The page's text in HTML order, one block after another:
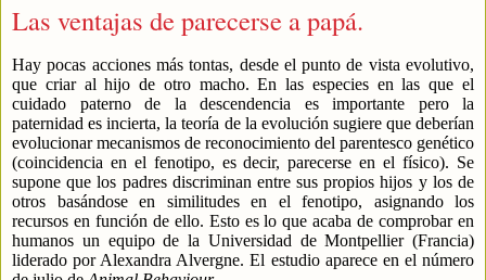
Las ventajas de parecerse a papá.
Hay pocas acciones más tontas, desde el punto de vista evolutivo,
que criar al hijo de otro macho. En las especies en las que el
cuidado paterno de la descendencia es importante pero la
paternidad es incierta, la teoría de la evolución sugiere que deberían
evolucionar mecanismos de reconocimiento del parentesco genético
(coincidencia en el fenotipo, es decir, parecerse en el físico). Se
supone que los padres discriminan entre sus propios hijos y los de
otros basándose en similitudes en el fenotipo, asignando los
recursos en función de ello. Esto es lo que acaba de comprobar en
humanos un equipo de la Universidad de Montpellier (Francia)
liderado por Alexandra Alvergne. El estudio aparece en el número